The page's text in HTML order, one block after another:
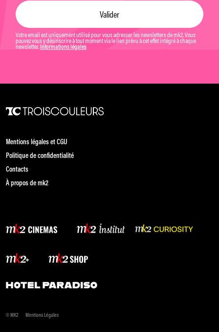
Votre email est uniquement utilisé pour vous adresser les newsletters de mk2. Vous
pouvez vous y désinscrire à tout moment via le lien prévu à cet effet intégré à chaque
newsletter. Informations légales
Mentions légales et CGU
Politique de confidentialité
Contacts
À propos de mk2
© MK2 Mentions Légales